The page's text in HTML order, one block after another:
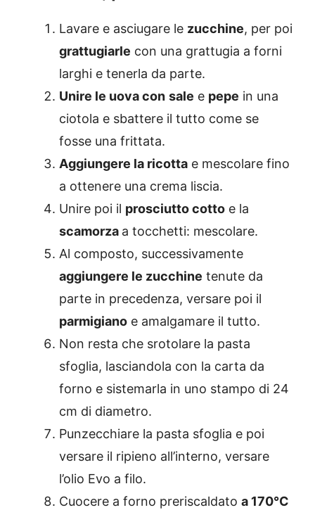
Lavare e asciugare le zucchine, per poi
grattugiarle con una grattugia a forni
larghi e tenerla da parte.
Unire le uova con sale e pepe in una
ciotola e sbattere il tutto come se
fosse una frittata.
Aggiungere la ricotta e mescolare fino
a ottenere una crema liscia.
Unire poi il prosciutto cotto e la
scamorza a tocchetti: mescolare.
Al composto, successivamente
aggiungere le zucchine tenute da
parte in precedenza, versare poi il
parmigiano e amalgamare il tutto.
Non resta che srotolare la pasta
sfoglia, lasciandola con la carta da
forno e sistemarla in uno stampo di 24
cm di diametro.
Punzecchiare la pasta sfoglia e poi
versare il ripieno all’interno, versare
l’olio Evo a filo.
Cuocere a forno preriscaldato a 170°C